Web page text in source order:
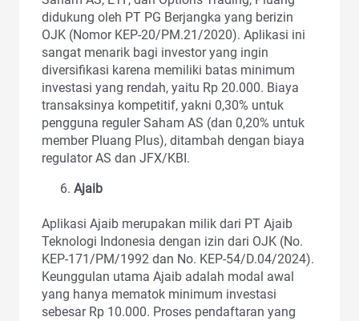
didukung oleh PT PG Berjangka yang berizin
OJK (Nomor KEP-20/PM.21/2020). Aplikasi ini
sangat menarik bagi investor yang ingin
diversifikasi karena memiliki batas minimum
investasi yang rendah, yaitu Rp 20.000. Biaya
transaksinya kompetitif, yakni 0,30% untuk
pengguna reguler Saham AS (dan 0,20% untuk
member Pluang Plus), ditambah dengan biaya
regulator AS dan JFX/KBI.
Ajaib
Aplikasi Ajaib merupakan milik dari PT Ajaib
Teknologi Indonesia dengan izin dari OJK (No.
KEP-171/PM/1992 dan No. KEP-54/D.04/2024).
Keunggulan utama Ajaib adalah modal awal
yang hanya mematok minimum investasi
sebesar Rp 10.000. Proses pendaftaran yang